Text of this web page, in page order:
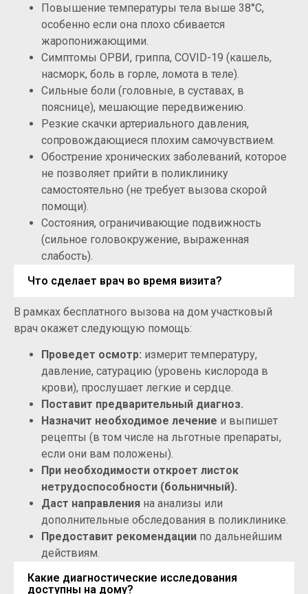
Повышение температуры тела выше 38°C,
особенно если она плохо сбивается
жаропонижающими.
Симптомы ОРВИ, гриппа, COVID-19 (кашель,
насморк, боль в горле, ломота в теле).
Сильные боли (головные, в суставах, в
пояснице), мешающие передвижению.
Резкие скачки артериального давления,
сопровождающиеся плохим самочувствием.
Обострение хронических заболеваний, которое
не позволяет прийти в поликлинику
самостоятельно (не требует вызова скорой
помощи).
Состояния, ограничивающие подвижность
(сильное головокружение, выраженная
слабость).
Что сделает врач во время визита?
В рамках бесплатного вызова на дом участковый
врач окажет следующую помощь:
Проведет осмотр: измерит температуру,
давление, сатурацию (уровень кислорода в
крови), прослушает легкие и сердце.
Поставит предварительный диагноз.
Назначит необходимое лечение и выпишет
рецепты (в том числе на льготные препараты,
если они вам положены).
При необходимости откроет листок
нетрудоспособности (больничный).
Даст направления на анализы или
дополнительные обследования в поликлинике.
Предоставит рекомендации по дальнейшим
действиям.
Какие диагностические исследования
доступны на дому?